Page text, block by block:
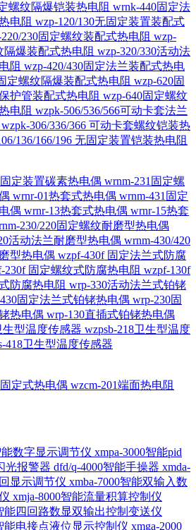
螺纹隔爆铠装热电阻 wrnk-440固定法
电阻 wzp-120/130无固定装置装配式
230固定螺纹装配式热电阻 wzp-
隔爆装配式热电阻 wzp-320/330活动法
阻 wzp-420/430固定法兰装配式热电
定螺纹隔爆装配式热电阻 wzp-620固
护管装配式热电阻 wzp-640固定螺纹
电阻 wzpk-506/536/566可动卡套法兰
wzpk-306/336/366 可动卡套螺纹铠装热
136/166/196 无固定装置铠装热电阻
定装置碳素热电偶 wrnm-231固定螺
wrnr-01热套式热电偶 wrnm-431固定
偶 wrnr-13热套式热电偶 wrnr-15热套
230/220固定螺纹耐磨型热电偶
活动法兰耐磨型热电偶 wrnm-430/420
型热电偶 wzpf-430f 固定法兰式防腐
230f 固定螺纹式防腐热电阻 wzpf-130f
防腐热电阻 wrp-330活动法兰式铂铑
固定法兰式铂铑热电偶 wrp-230固
热电偶 wrp-130直插式铂铑热电偶
生型温度传感器 wzpsb-218卫生型温度
418卫生型温度传感器
定式热电偶 wzcm-201端面热电阻
能数字显示调节仪 xmpa-3000智能pid
光报警器 dfd/q-4000智能手操器 xmda-
显示调节仪 xmba-7000智能双输入数
xmja-8000智能流量积算控制仪
能四回路数显双输出控制变送仪
能电接点液位显示控制仪 xmga-2000